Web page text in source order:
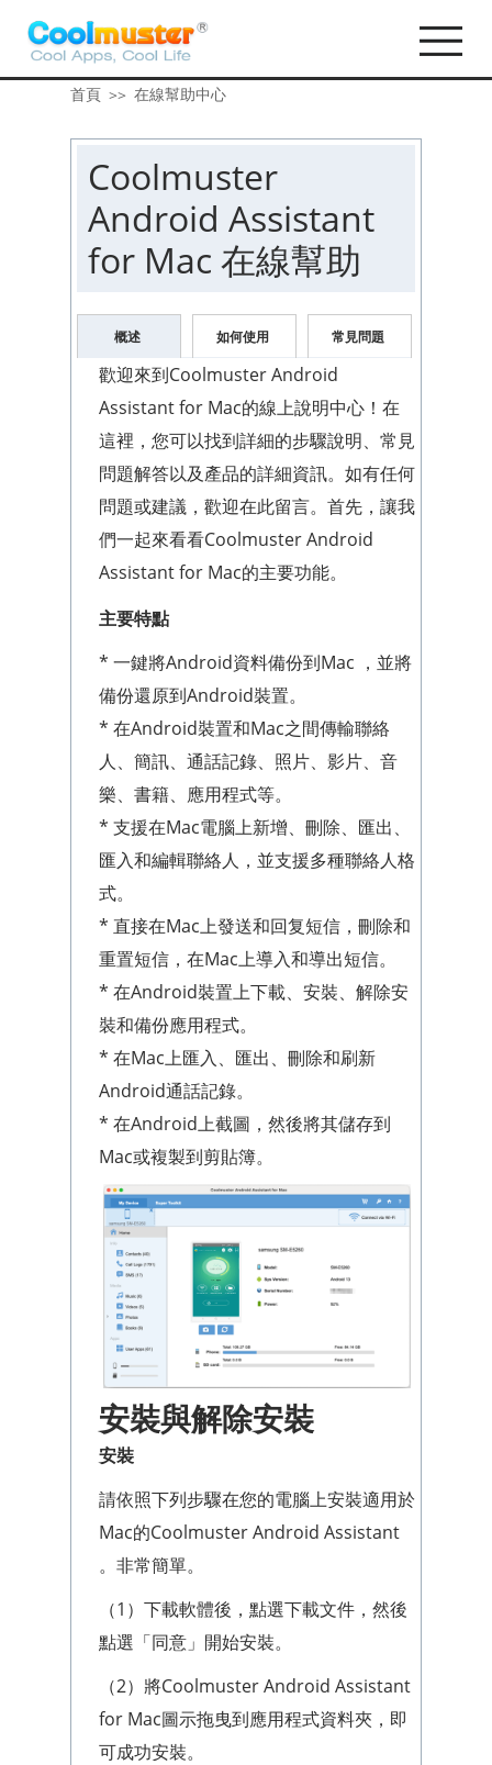
首頁 >> 在線幫助中心
Coolmuster
Android Assistant
for Mac 在線幫助
概述 如何使用 常見問題
歡迎來到Coolmuster Android
Assistant for Mac的線上說明中心！在
這裡，您可以找到詳細的步驟說明、常見
問題解答以及產品的詳細資訊。如有任何
問題或建議，歡迎在此留言。首先，讓我
們一起來看看Coolmuster Android
Assistant for Mac的主要功能。
主要特點
* 一鍵將Android資料備份到Mac ，並將
備份還原到Android裝置。
* 在Android裝置和Mac之間傳輸聯絡
人、簡訊、通話記錄、照片、影片、音
樂、書籍、應用程式等。
* 支援在Mac電腦上新增、刪除、匯出、
匯入和編輯聯絡人，並支援多種聯絡人格
式。
* 直接在Mac上發送和回复短信，刪除和
重置短信，在Mac上導入和導出短信。
* 在Android裝置上下載、安裝、解除安
裝和備份應用程式。
* 在Mac上匯入、匯出、刪除和刷新
Android通話記錄。
* 在Android上截圖，然後將其儲存到
Mac或複製到剪貼簿。
安裝與解除安裝
安裝
請依照下列步驟在您的電腦上安裝適用於
Mac的Coolmuster Android Assistant
。非常簡單。
（1）下載軟體後，點選下載文件，然後
點選「同意」開始安裝。
（2）將Coolmuster Android Assistant
for Mac圖示拖曳到應用程式資料夾，即
可成功安裝。